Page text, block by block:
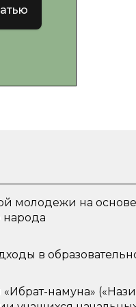
молодежи на
народа
в
намуна»